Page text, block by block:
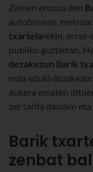
Zeinen erosoa den
autobusean,
txartelarekin,
publiko guztietan.
dezakezun Barik
nola eduki
aukera ematen
zer tarifa dauden eta
Barik
zenbat